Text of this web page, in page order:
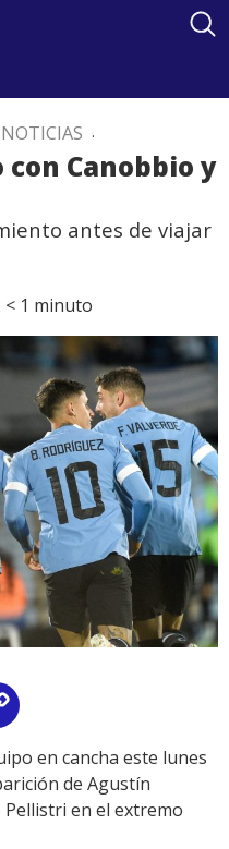
NOTICIAS .
Canobbio y
antes de viajar
< 1 minuto
Link
en cancha este lunes
de Agustín
en el extremo